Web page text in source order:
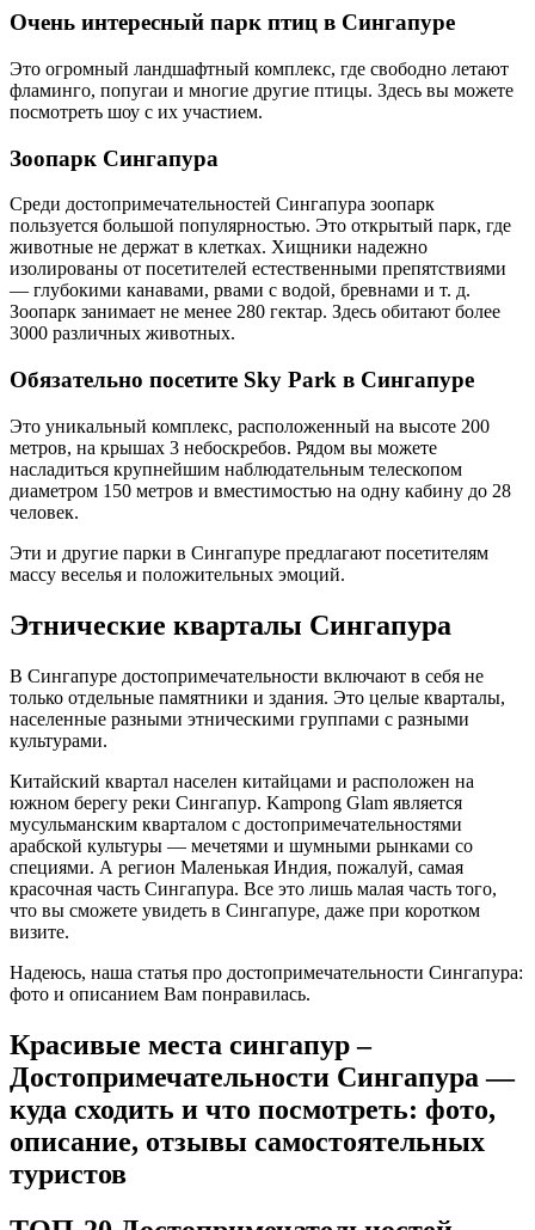
Очень интересный парк птиц в Сингапуре
Это огромный ландшафтный комплекс, где свободно летают
фламинго, попугаи и многие другие птицы. Здесь вы можете
посмотреть шоу с их участием.
Зоопарк Сингапура
Среди достопримечательностей Сингапура зоопарк
пользуется большой популярностью. Это открытый парк, где
животные не держат в клетках. Хищники надежно
изолированы от посетителей естественными препятствиями
— глубокими канавами, рвами с водой, бревнами и т. д.
Зоопарк занимает не менее 280 гектар. Здесь обитают более
3000 различных животных.
Обязательно посетите Sky Park в Сингапуре
Это уникальный комплекс, расположенный на высоте 200
метров, на крышах 3 небоскребов. Рядом вы можете
насладиться крупнейшим наблюдательным телескопом
диаметром 150 метров и вместимостью на одну кабину до 28
человек.
Эти и другие парки в Сингапуре предлагают посетителям
массу веселья и положительных эмоций.
Этнические кварталы Сингапура
В Сингапуре достопримечательности включают в себя не
только отдельные памятники и здания. Это целые кварталы,
населенные разными этническими группами с разными
культурами.
Китайский квартал населен китайцами и расположен на
южном берегу реки Сингапур. Kampong Glam является
мусульманским кварталом с достопримечательностями
арабской культуры — мечетями и шумными рынками со
специями. А регион Маленькая Индия, пожалуй, самая
красочная часть Сингапура. Все это лишь малая часть того,
что вы сможете увидеть в Сингапуре, даже при коротком
визите.
Надеюсь, наша статья про достопримечательности Сингапура:
фото и описанием Вам понравилась.
Красивые места сингапур –
Достопримечательности Сингапура —
куда сходить и что посмотреть: фото,
описание, отзывы самостоятельных
туристов